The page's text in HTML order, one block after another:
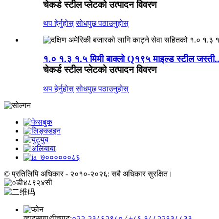
चेकर्ड स्टील प्लेटको उत्पादन विवरण
थप हेर्नुहोस् सोधपुछ पठाउनुहोस्
१.० १.३ १.५ मिमी बाक्लो Q१९५ माइल्ड स्टील
चेकर्ड स्टील प्लेटको उत्पादन विवरण
थप हेर्नुहोस् सोधपुछ पठाउनुहोस्
© प्रतिलिपि अधिकार - २०१०-२०२६: सबै अधिकार सुरक्षित।